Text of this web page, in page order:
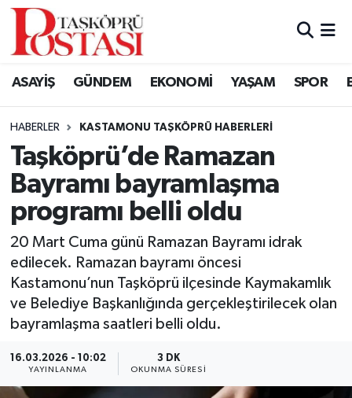
ASAYİŞ GÜNDEM EKONOMİ YAŞAM SPOR
HABERLER KASTAMONU TAŞKÖPRÜ HABERLERI
Taşköprü’de Ramazan
Bayramı bayramlaşma
programı belli oldu
20 Mart Cuma günü Ramazan Bayramı idrak
edilecek. Ramazan bayramı öncesi
Kastamonu’nun Taşköprü ilçesinde Kaymakamlık
ve Belediye Başkanlığında gerçekleştirilecek olan
bayramlaşma saatleri belli oldu.
16.03.2026 - 10:02
YAYINLANMA
3 DK
OKUNMA SÜRESI
Kastamonu Vefat Edenler
Araç Haberleri
Azdavay Haberleri
Bozkurt Haberleri
Çatalzeytin Haberleri